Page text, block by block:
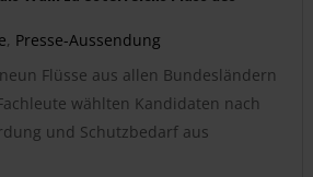
, Presse-Aussendung
Flüsse aus allen Bundesländern
wählten Kandidaten nach
und Schutzbedarf aus